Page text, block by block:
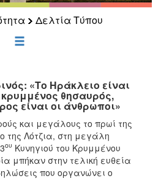
Δελτία Τύπου
«Το Ηράκλειο είναι
θησαυρός,
είναι οι άνθρωποι»
και μεγάλους το πρωί της
της Λότζια, στη μεγάλη
ου Κυνηγιού του Κρυμμένου
μπήκαν στην τελική ευθεία
που οργανώνει ο